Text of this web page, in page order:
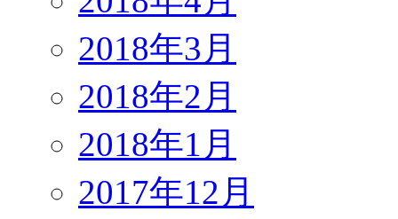
2018年3月
2018年2月
2018年1月
2017年12月